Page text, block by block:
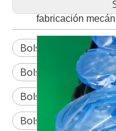
fabricación
Bolsa VCI azul
Bolsa Multiusos VCI
Bolsa VCI para
Bolsa multiusos